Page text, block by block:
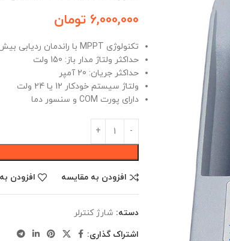
6,000,000 تومان
تکنولوژی MPPT با راندمان ردیابی بیش از 99.4٪
حداکثر ولتاژ مدار باز: 150 ولت
حداکثر جریان: 20 آمپر
ولتاژ سیستم خودکار 12 یا 24 ولت
دارای پورت COM و سنسور دما
افزودن به مقایسه افزودن
دسته: شارژ کنترلر
اشتراک گذاری: